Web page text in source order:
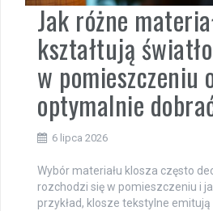
Jak różne
kształtują
w pomieszczeniu
optymalnie
6 lipca 2026
Wybór materiału klosza często
rozchodzi się w pomieszczeniu i
przykład, klosze tekstylne emitują